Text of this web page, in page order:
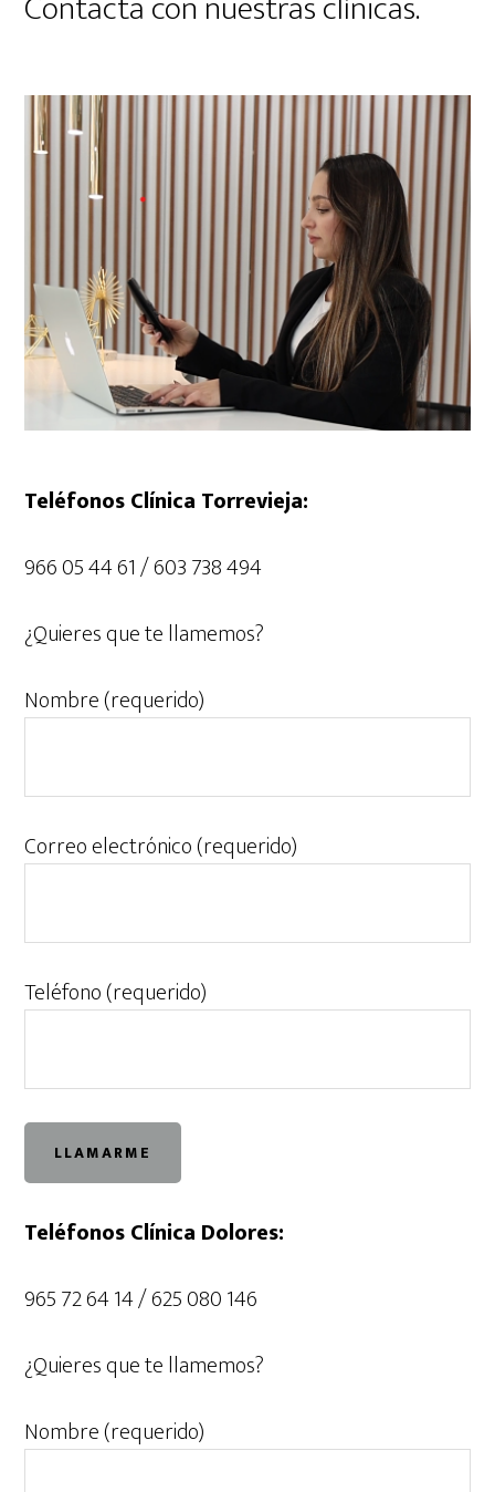
Teléfonos Clínica Torrevieja:
966 05 44 61 / 603 738 494
¿Quieres que te llamemos?
Nombre (requerido)
Correo electrónico (requerido)
Teléfono (requerido)
Teléfonos Clínica Dolores:
965 72 64 14 / 625 080 146
¿Quieres que te llamemos?
Nombre (requerido)